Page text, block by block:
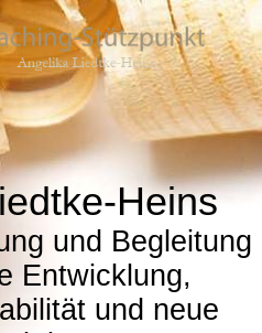
Heins
und Begleitung
Entwicklung,
und neue